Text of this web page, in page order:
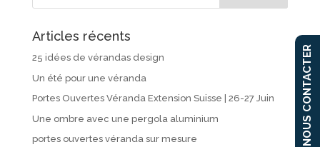
Articles récents
25 idées de vérandas design
Un été pour une véranda
Portes Ouvertes Véranda Extension Suisse | 26-27 Juin
Une ombre avec une pergola aluminium
portes ouvertes véranda sur mesure
NOUS CONTACTER